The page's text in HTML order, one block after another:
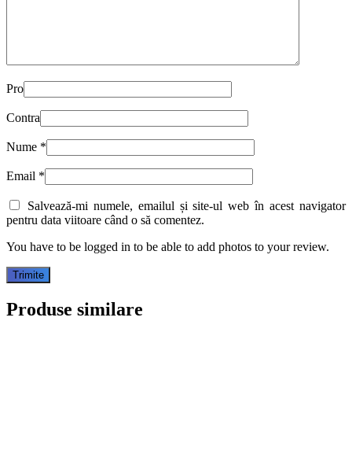
Pro
Contra
Nume *
Email *
Salvează-mi numele, emailul și site-ul web în acest navigator
pentru data viitoare când o să comentez.
You have to be logged in to be able to add photos to your review.
Produse similare